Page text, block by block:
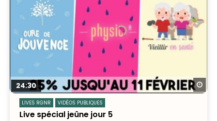
24:30
LIVES RGNR VIDÉOS PUBLIQUES
Live spécial jeûne jour 5